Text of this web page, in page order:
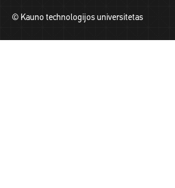
© Kauno technologijos universitetas